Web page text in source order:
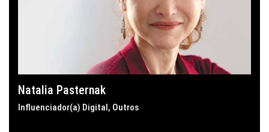
Natalia Pasternak
Influenciador(a) Digital, Outros